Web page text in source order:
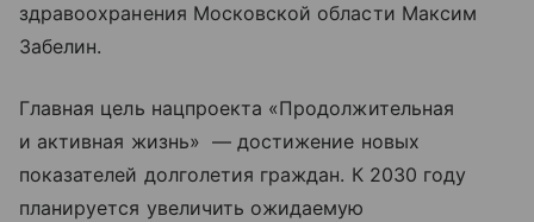
здравоохранения Московской области Максим
Забелин.
Главная цель нацпроекта «Продолжительная
и активная жизнь» — достижение новых
показателей долголетия граждан. К 2030 году
планируется увеличить ожидаемую